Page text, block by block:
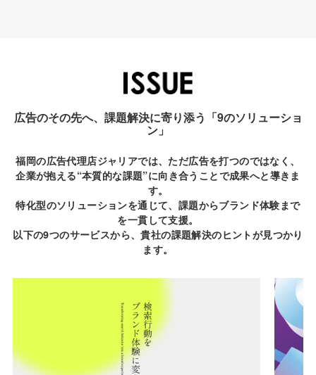
広告のその先へ、課題解決に寄り添う「9のソリューショ
ン」
福岡の広告代理店ジャリアでは、ただ広告を打つのではなく、
企業が抱える“本質的な課題”に向き合うことで成果へと導きま
す。
特化型のソリューションを通じて、課題からブランド体験まで
を一貫して支援。
以下の9つのサービスから、貴社の課題解決のヒントが見つかり
ます。